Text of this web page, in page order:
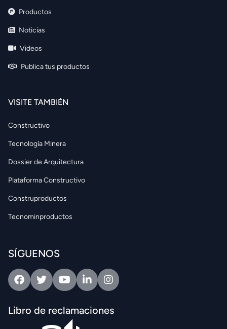
Productos
Noticias
Videos
Publica tus productos
VISITE TAMBIÉN
Constructivo
Tecnología Minera
Dossier de Arquitectura
Plataforma Constructivo
Construproductos
Tecnominproductos
SÍGUENOS
FacebookTwitterYoutubeLinkedinIntagram
Libro de reclamaciones